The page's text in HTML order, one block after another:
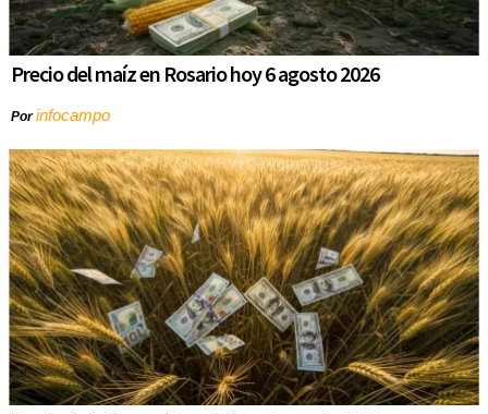
Precio del maíz en Rosario hoy 6 agosto 2026
Porinfocampo